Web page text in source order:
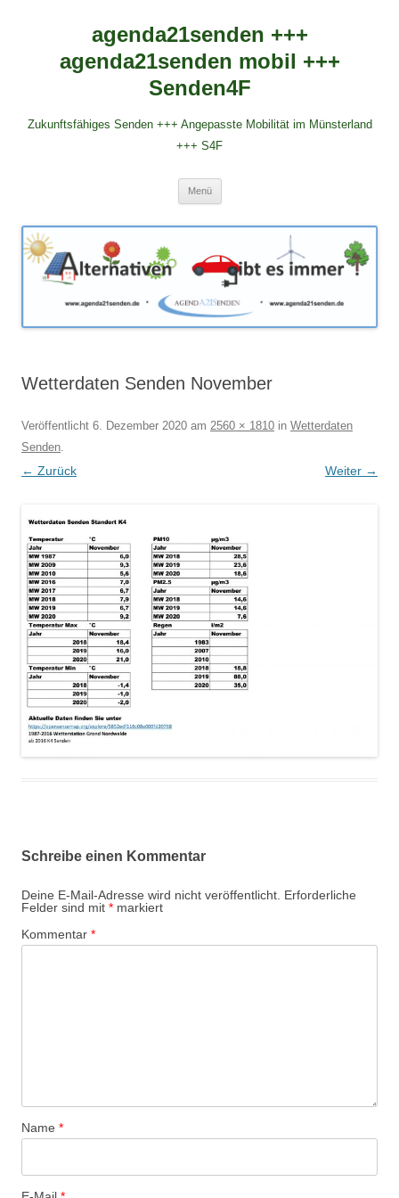
agenda21senden +++
agenda21senden mobil +++
Senden4F
Zukunftsfähiges Senden +++ Angepasste Mobilität im Münsterland
+++ S4F
Menü
Wetterdaten Senden November
Veröffentlicht 6. Dezember 2020 am 2560 × 1810 in Wetterdaten
Senden
← Zurück Weiter →
Schreibe einen Kommentar
Deine E-Mail-Adresse wird nicht veröffentlicht. Erforderliche
Felder sind mit * markiert
Kommentar *
Name *